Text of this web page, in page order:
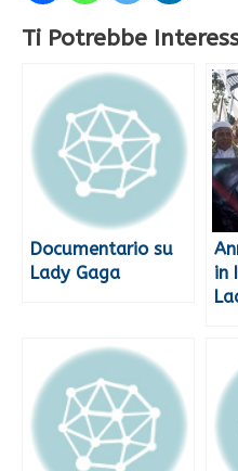
Ti Potrebbe
Documentario su
Lady Gaga
in